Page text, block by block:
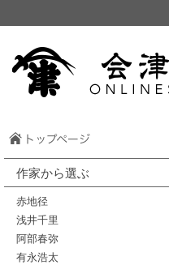
作家から選ぶ
赤地径
浅井千里
阿部春弥
有永浩太